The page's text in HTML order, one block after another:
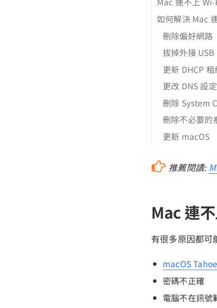
如何解決 Mac
刪除偏好網路
拔掉外接
更新 DHCP 租
更改 DNS 設定
刪除 System
刪除不必要的
更新 macOS
推薦閱讀:
Mac 連
有很多原因都可
macOS
密碼不正確
電腦不在訊號